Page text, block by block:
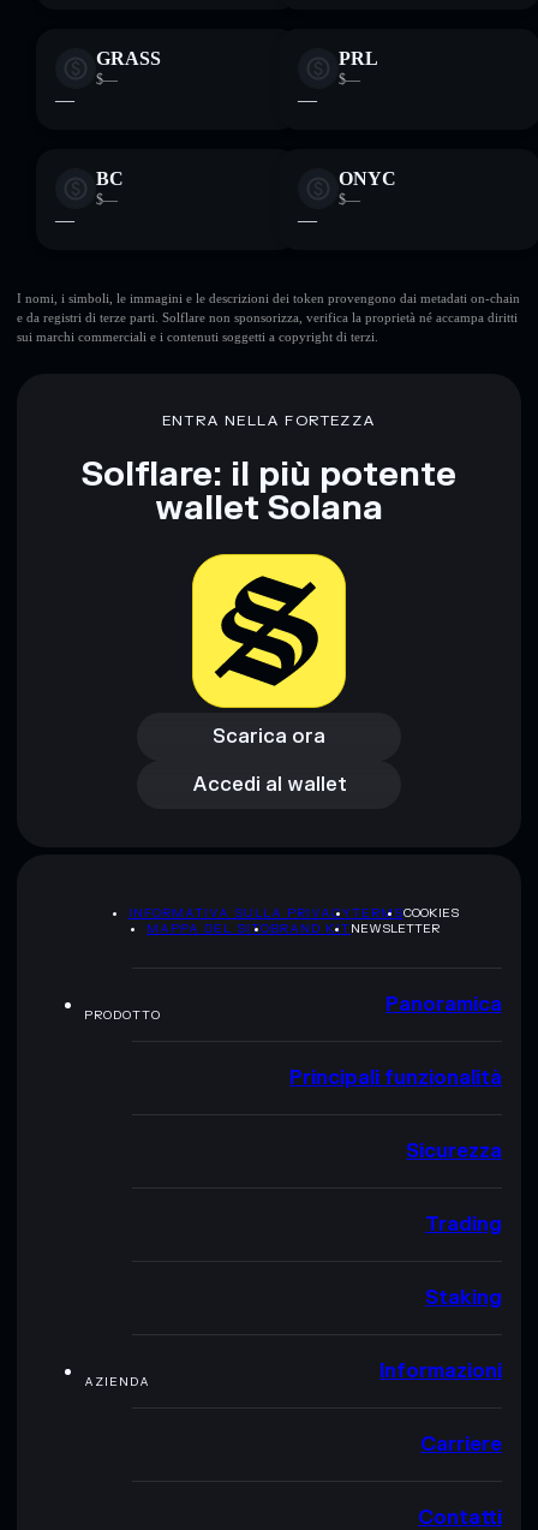
GRASS
$—
—
PRL
$—
—
BC
$—
—
ONYC
$—
—
I nomi, i simboli, le immagini e le descrizioni dei token provengono dai metadati on-chain
e da registri di terze parti. Solflare non sponsorizza, verifica la proprietà né accampa diritti
sui marchi commerciali e i contenuti soggetti a copyright di terzi.
ENTRA NELLA FORTEZZA
Solflare: il più potente
wallet Solana
Scarica ora
Scarica ora
Accedi al wallet
Accedi al wallet
INFORMATIVA SULLA PRIVACYTERMSCOOKIES
MAPPA DEL SITOBRAND KITNEWSLETTER
PRODOTTO Panoramica
Principali funzionalità
Sicurezza
Trading
Staking
AZIENDA Informazioni
Carriere
Contatti